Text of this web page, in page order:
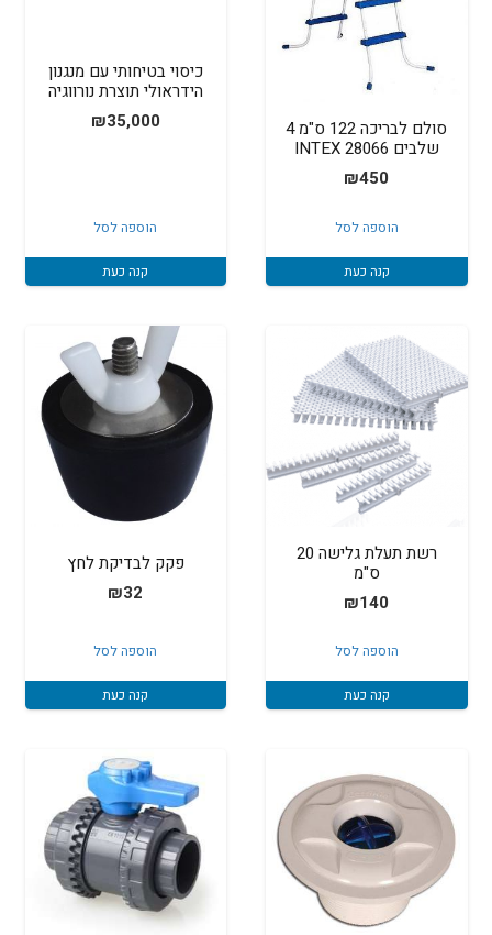
סולם לבריכה 122 ס"מ 4
שלבים INTEX 28066
₪450
הוספה לסל
קנה כעת
כיסוי בטיחותי עם מנגנון
הידראולי תוצרת נורווגיה
₪35,000
הוספה לסל
קנה כעת
רשת תעלת גלישה 20
ס"מ
₪140
הוספה לסל
קנה כעת
פקק לבדיקת לחץ
₪32
הוספה לסל
קנה כעת